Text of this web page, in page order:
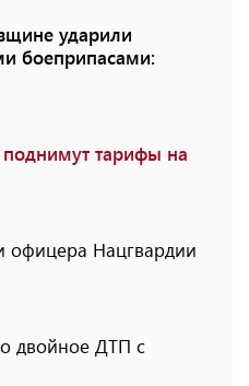
ударили
боеприпасами:
поднимут тарифы на
офицера Нацгвардии
двойное ДТП с